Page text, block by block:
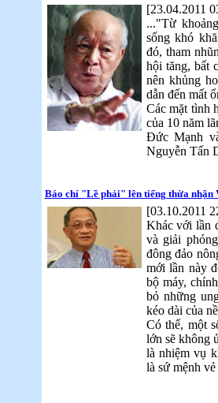
[23.04.2011
..."Từ
sống khó
đó, tham
hội tăng, bất
nên khủng
dẫn đến mất
Các mặt tình
của 10 năm
Đức Mạnh
Nguyễn Tấn
Báo chí "Lề phải" lên tiếng thừa nhận
[03.10.2011
Khác với lần
và giải
đông đảo
mới lần này
bộ máy,
bỏ những
kéo dài của
Có thể, một
lớn sẽ không
là nhiệm vụ
là sứ mệnh